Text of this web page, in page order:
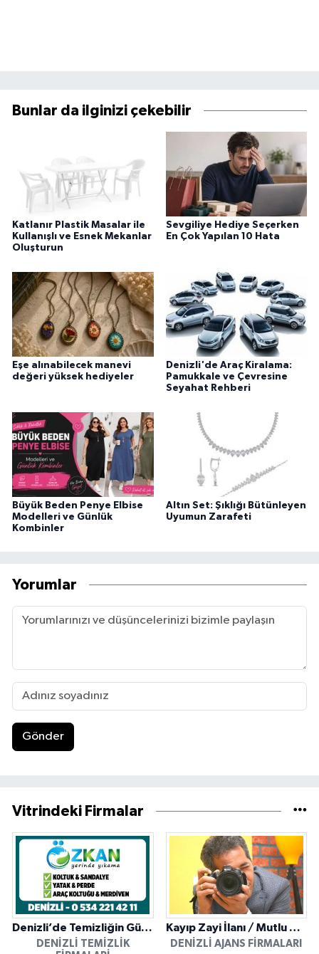
Bunlar da ilginizi çekebilir
Katlanır Plastik Masalar ile
Kullanışlı ve Esnek Mekanlar
Oluşturun
Sevgiliye Hediye Seçerken
En Çok Yapılan 10 Hata
Eşe alınabilecek manevi
değeri yüksek hediyeler
Denizli'de Araç Kiralama:
Pamukkale ve Çevresine
Seyahat Rehberi
Büyük Beden Penye Elbise
Modelleri ve Günlük
Kombinler
Altın Set: Şıklığı Bütünleyen
Uyumun Zarafeti
Yorumlar
Gönder
Vitrindeki Firmalar
Denizli’de Temizliğin Güvenilir Adresi: Özkan Yerinde Yıkama
DENIZLI TEMIZLIK
Kayıp Zayi İlanı / Mutlu Ajans / Denizli
DENIZLI AJANS FIRMALARI